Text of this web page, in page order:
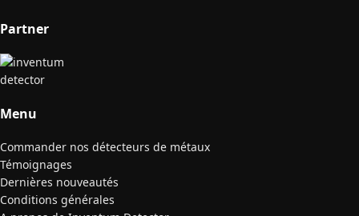
Partner
Menu
Commander nos détecteurs de métaux
Témoignages
Dernières nouveautés
Conditions générales